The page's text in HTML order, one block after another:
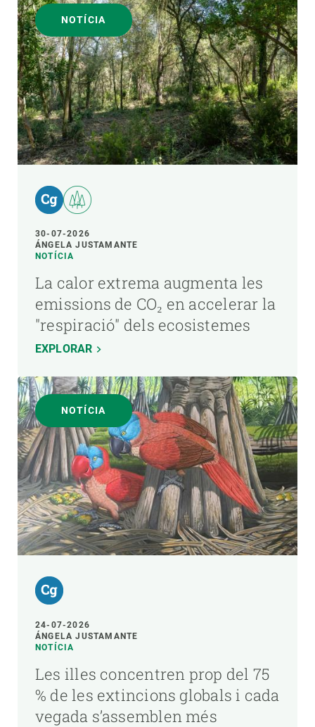
NOTÍCIA
30-07-2026
ÁNGELA JUSTAMANTE
NOTÍCIA
La calor extrema augmenta les
emissions de CO₂ en accelerar la
"respiració" dels ecosistemes
EXPLORAR
NOTÍCIA
24-07-2026
ÁNGELA JUSTAMANTE
NOTÍCIA
Les illes concentren prop del 75
% de les extincions globals i cada
vegada s’assemblen més